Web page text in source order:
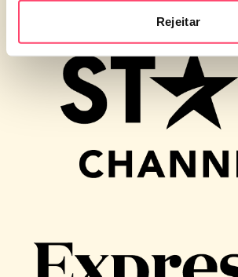
Rejeitar